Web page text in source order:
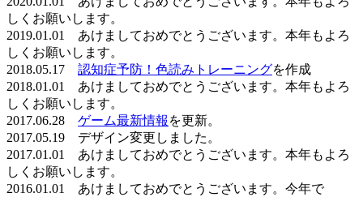
しくお願いします。
2019.01.01 あけましておめでとうございます。本年もよろ
しくお願いします。
2018.05.17 認知症予防！色読みトレーニングを作成
2018.01.01 あけましておめでとうございます。本年もよろ
しくお願いします。
2017.06.28 ゲーム最新情報 を更新。
2017.05.19 デザイン変更しました。
2017.01.01 あけましておめでとうございます。本年もよろ
しくお願いします。
2016.01.01 あけましておめでとうございます。今年で